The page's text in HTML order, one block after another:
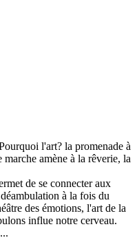
l'art? la promenade à
amène à la rêverie, la
de se connecter aux
à la fois du
des émotions, l'art de la
influe notre cerveau.